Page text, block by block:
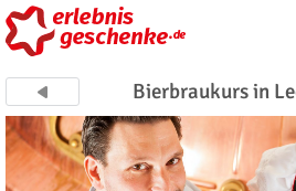
Bierbraukurs in